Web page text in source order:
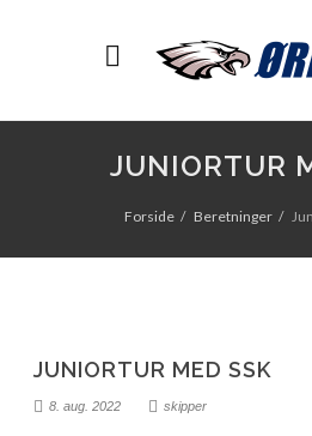
JUNIORTUR
Forside Beretninger
JUNIORTUR MED SSK
8. aug. 2022 skipper